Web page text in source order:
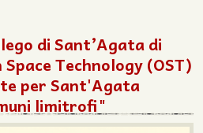
di Sant’Agata di
Technology (OST)
per Sant'Agata
limitrofi"